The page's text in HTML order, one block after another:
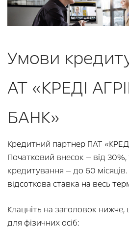
Умови
АТ «КРЕДІ
БАНК»
Кредитний партнер ПАТ
Початковий внесок — від 30%,
кредитування — до 60
відсоткова ставка на весь
Клацніть на заголовок
для фізичних осіб: